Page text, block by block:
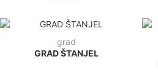
grad
GRAD ŠTANJEL